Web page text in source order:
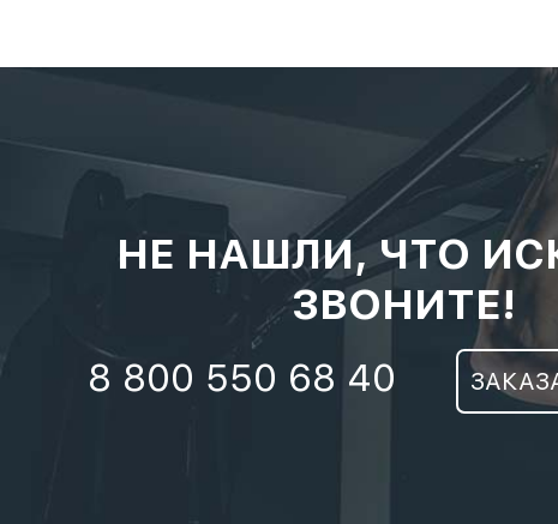
НЕ НАШЛИ, ЧТО
ЗВОНИТЕ!
8 800 550 68 40